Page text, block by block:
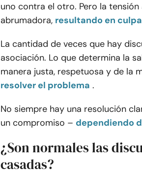
uno contra el otro. Pero la
abrumadora, resultando en culpa
La cantidad de veces que hay
asociación. Lo que determina la
manera justa, respetuosa y de la
resolver el problema .
No siempre hay una resolución
un compromiso – dependiendo
¿Son normales las
casadas?